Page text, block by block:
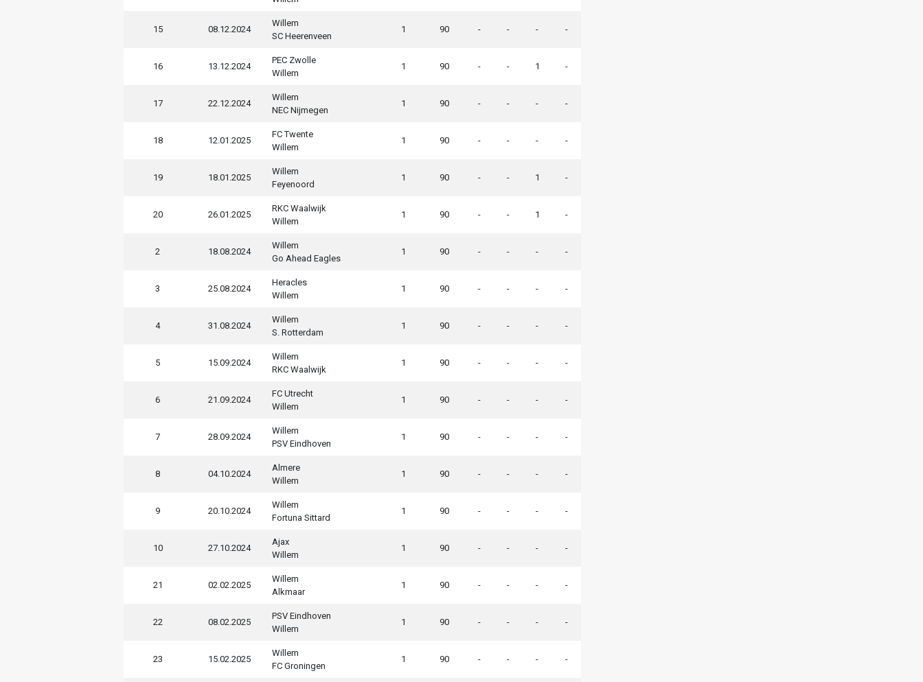
15 08.12.2024
Willem
SC Heerenveen
1 90 - - - -
16 13.12.2024
PEC Zwolle
Willem
1 90 - - 1 -
17 22.12.2024
Willem
NEC Nijmegen
1 90 - - - -
18 12.01.2025
FC Twente
Willem
1 90 - - - -
19 18.01.2025
Willem
Feyenoord
1 90 - - 1 -
20 26.01.2025
RKC Waalwijk
Willem
1 90 - - 1 -
2 18.08.2024
Willem
Go Ahead Eagles
1 90 - - - -
3 25.08.2024
Heracles
Willem
1 90 - - - -
4 31.08.2024
Willem
S. Rotterdam
1 90 - - - -
5 15.09.2024
Willem
RKC Waalwijk
1 90 - - - -
6 21.09.2024
FC Utrecht
Willem
1 90 - - - -
7 28.09.2024
Willem
PSV Eindhoven
1 90 - - - -
8 04.10.2024
Almere
Willem
1 90 - - - -
9 20.10.2024
Willem
Fortuna Sittard
1 90 - - - -
10 27.10.2024
Ajax
Willem
1 90 - - - -
21 02.02.2025
Willem
Alkmaar
1 90 - - - -
22 08.02.2025
PSV Eindhoven
Willem
1 90 - - - -
23 15.02.2025
Willem
FC Groningen
1 90 - - - -